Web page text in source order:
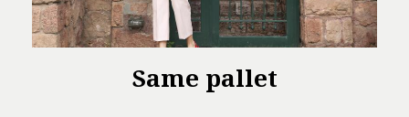
Same pallet